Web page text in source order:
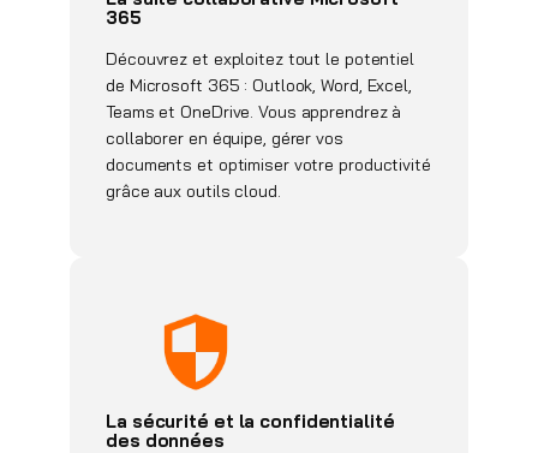
365
Découvrez et exploitez tout le potentiel
de Microsoft 365 : Outlook, Word, Excel,
Teams et OneDrive. Vous apprendrez à
collaborer en équipe, gérer vos
documents et optimiser votre productivité
grâce aux outils cloud.
La sécurité et la confidentialité
des données